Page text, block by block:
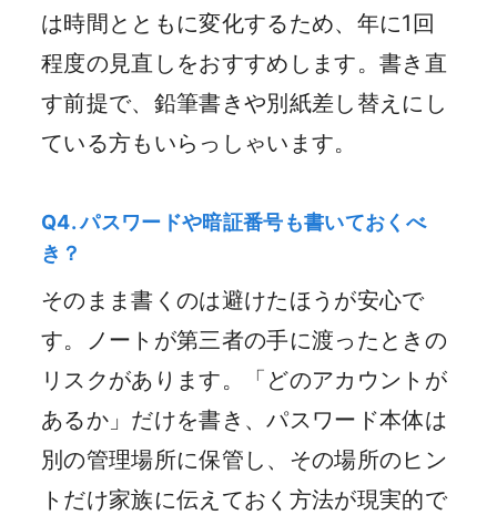
は時間とともに変化するため、年に1回
程度の見直しをおすすめします。書き直
す前提で、鉛筆書きや別紙差し替えにし
ている方もいらっしゃいます。
Q4. パスワードや暗証番号も書いておくべ
き？
そのまま書くのは避けたほうが安心で
す。ノートが第三者の手に渡ったときの
リスクがあります。「どのアカウントが
あるか」だけを書き、パスワード本体は
別の管理場所に保管し、その場所のヒン
トだけ家族に伝えておく方法が現実的で